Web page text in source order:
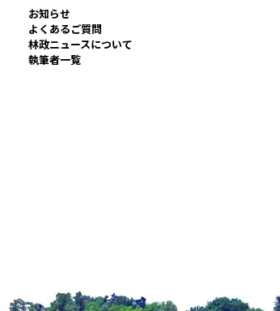
お知らせ
よくあるご質問
林政ニュースについて
執筆者一覧